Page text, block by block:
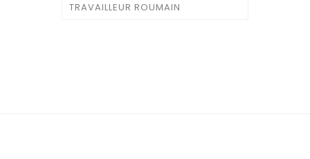
TRAVAILLEUR ROUMAIN